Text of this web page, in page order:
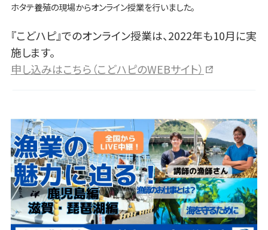
ホタテ養殖の現場からオンライン授業を行いました。
『こどハピ』でのオンライン授業は、2022年も10月に実
施します。
申し込みはこちら（こどハピのWEBサイト）